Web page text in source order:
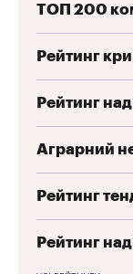
ТОП 200
Рейтинг
Рейтинг
Аграрний
Рейтинг
Рейтинг